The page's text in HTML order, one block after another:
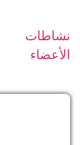
نشاطات
الأعضاء